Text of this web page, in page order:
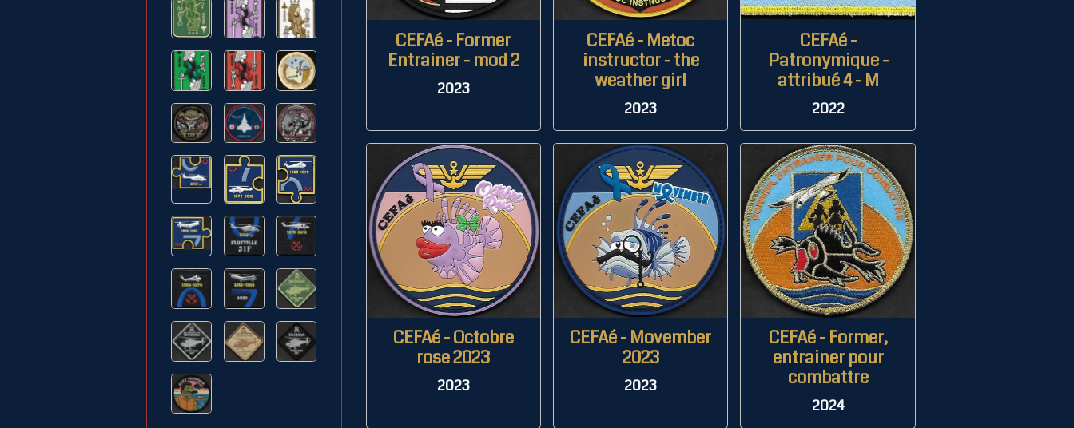
CEFAé - Former
Entrainer - mod 2
2023
CEFAé - Metoc
instructor - the
weather girl
2023
CEFAé -
Patronymique -
attribué 4 - M
2022
CEFAé - Octobre
rose 2023
2023
CEFAé - Movember
2023
2023
CEFAé - Former,
entrainer pour
combattre
2024